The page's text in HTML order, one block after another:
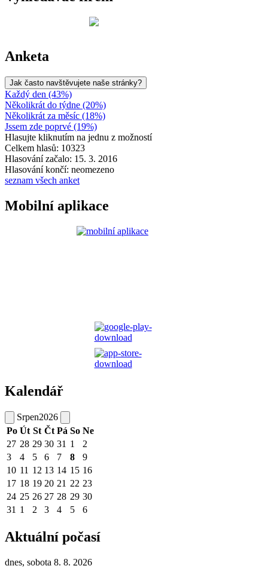
Anketa
Jak často navštěvujete naše stránky?
Každý den (43%)
Několikrát do týdne (20%)
Několikrát za měsíc (18%)
Jssem zde poprvé (19%)
Hlasujte kliknutím na jednu z možností
Celkem hlasů: 10323
Hlasování začalo: 15. 3. 2016
Hlasování končí: neomezeno
seznam všech anket
Mobilní aplikace
Kalendář
Srpen2026
Po Út St Čt Pá So Ne
27 28 29 30 31 1
2
3
4 5 6 7 8
9
10 11 12 13 14 15 16
17 18 19 20 21 22 23
24 25 26 27 28 29 30
31 1 2 3 4 5 6
Aktuální počasí
dnes, sobota 8. 8. 2026